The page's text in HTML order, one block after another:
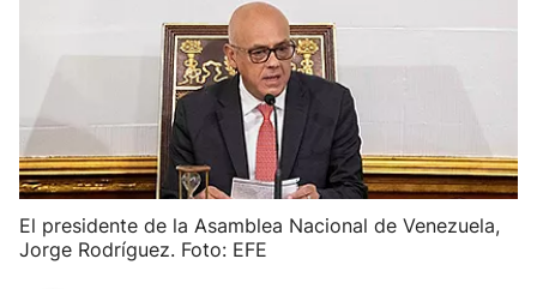
El presidente de la Asamblea Nacional de Venezuela,
Jorge Rodríguez. Foto: EFE